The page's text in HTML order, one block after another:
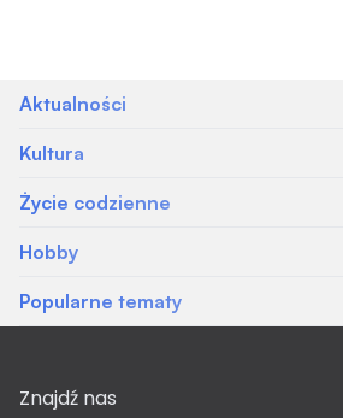
Aktualności
Kultura
Życie codzienne
Hobby
Popularne tematy
Znajdź nas